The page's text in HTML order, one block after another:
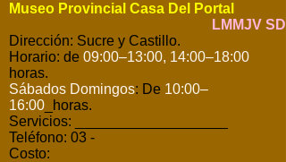
Museo Provincial Casa Del Portal
LMMJV SD
Dirección: Sucre y Castillo.
Horario: de 09:00–13:00, 14:00–18:00
horas.
Sábados Domingos: De 10:00–
16:00 _horas.
Servicios: ___________________
Teléfono: 03 -
Costo: